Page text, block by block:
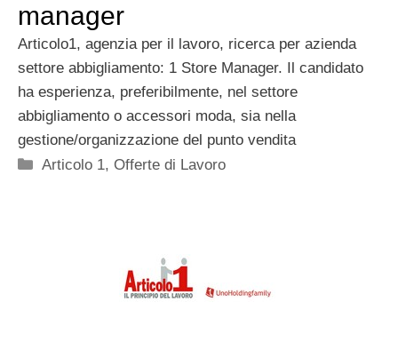
manager
Articolo1, agenzia per il lavoro, ricerca per azienda
settore abbigliamento: 1 Store Manager. Il candidato
ha esperienza, preferibilmente, nel settore
abbigliamento o accessori moda, sia nella
gestione/organizzazione del punto vendita
Categorie
Articolo 1,Offerte di Lavoro